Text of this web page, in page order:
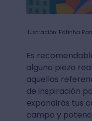
Ilustración: Fatinha
Es
alguna pieza
aquellas
de inspiración
expandirás tus
campo y